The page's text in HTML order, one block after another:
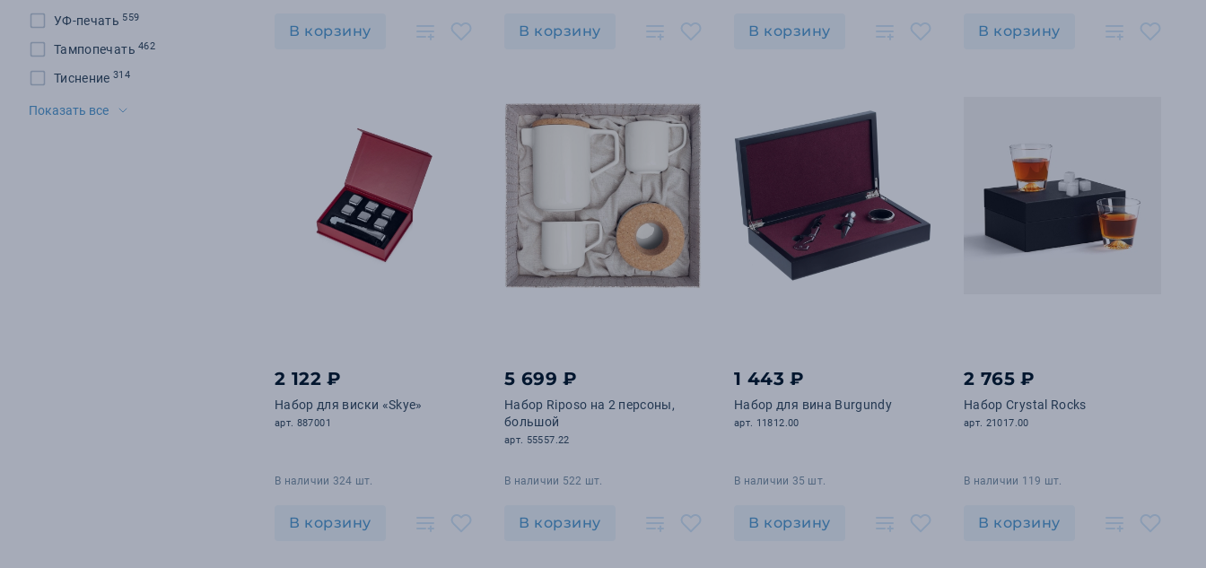
УФ-печать 559
Тампопечать 462
Тиснение 314
Цифровая печать
Показать все
В корзину В корзину В корзину В корзину
2 122 ₽
Набор для виски «Skye»
арт. 887001
В наличии 324 шт.
В корзину
5 699 ₽
Набор Riposo на 2 персоны,
большой
арт. 55557.22
В наличии 522 шт.
В корзину
1 443 ₽
Набор для вина Burgundy
арт. 11812.00
В наличии 35 шт.
В корзину
2 765 ₽
Набор Crystal Rocks
арт. 21017.00
В наличии 119 шт.
В корзину